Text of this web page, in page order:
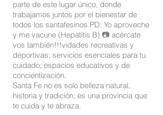
parte de este lugar único, donde
trabajamos juntos por el bienestar de
todos los santafesinos.PD: Yo aproveche
y me vacune (Hepatitis B) 📷 acércate
vos también!!!vidades recreativas y
deportivas; servicios esenciales para tu
cuidado; espacios educativos y de
concientización.
Santa Fe no es solo belleza natural,
historia y tradición; es una provincia que
te cuida y te abraza.